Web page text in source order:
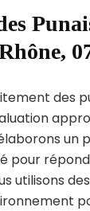
des
un
pour
utilisons